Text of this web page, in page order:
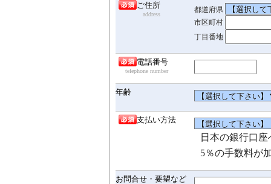
ご住所
address
都道府県
市区町村
丁目番地
電話番号
telephone number
年齢
支払い方法
日本の銀行口
5％の手数料が
お問合せ・要望など